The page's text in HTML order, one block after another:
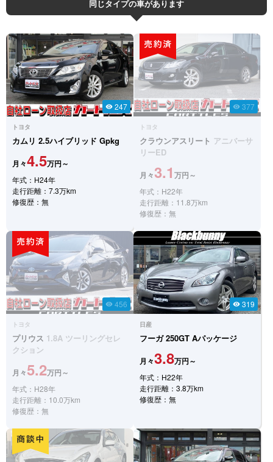
同じタイプの車があります
visibility 247
トヨタ
カムリ 2.5ハイブリッド Gpkg
月々4.5万円～
年式：H24年
走行距離：7.3万km
修復歴：無
visibility 377
トヨタ
クラウンアスリート アニバーサ
リーED
月々3.1 万円～
年式：H22年
走行距離：11.8万km
修復歴：無
visibility 456
トヨタ
プリウス 1.8A ツーリングセレ
クション
月々5.2万円～
年式：H28年
走行距離：10.0万km
修復歴：無
visibility 319
日産
フーガ250GT Aパッケージ
月々3.8万円～
年式：H22年
走行距離：3.8万km
修復歴：無